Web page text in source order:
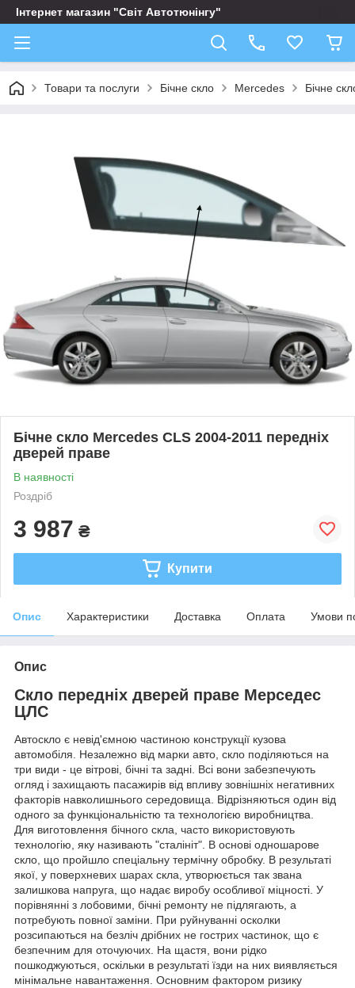
Інтернет магазин "Світ Автотюнінгу"
Товари та послуги Бічне скло Mercedes Бічне
Бічне скло Mercedes CLS 2004-2011 передніх
дверей праве
В наявності
Роздріб
3 987 ₴
Купити
Опис Характеристики Доставка Оплата Умови
Опис
Скло передніх дверей праве Мерседес
ЦЛС
Автоскло є невід'ємною частиною конструкції кузова
автомобіля. Незалежно від марки авто, скло поділяються на
три види - це вітрові, бічні та задні. Всі вони забезпечують
огляд і захищають пасажирів від впливу зовнішніх негативних
факторів навколишнього середовища. Відрізняються один від
одного за функціональністю та технологією виробництва.
Для виготовлення бічного скла, часто використовують
технологію, яку називають "сталініт". В основі одношарове
скло, що пройшло спеціальну термічну обробку. В результаті
якої, у поверхневих шарах скла, утворюється так звана
залишкова напруга, що надає виробу особливої міцності. У
порівнянні з лобовими, бічні ремонту не підлягають, а
потребують повної заміни. При руйнуванні осколки
розсипаються на безліч дрібних не гострих частинок, що є
безпечним для оточуючих. На щастя, вони рідко
пошкоджуються, оскільки в результаті їзди на них виявляється
мінімальне навантаження. Основним фактором ризику